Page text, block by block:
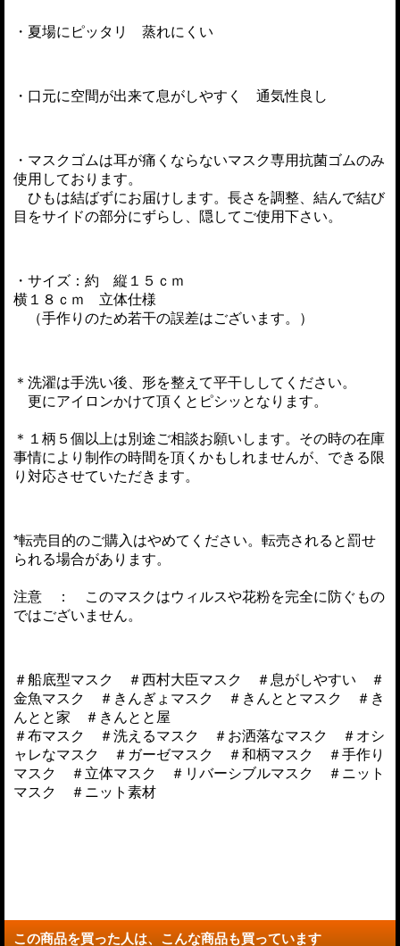
・夏場にピッタリ 蒸れにくい
・口元に空間が出来て息がしやすく 通気性良し
・マスクゴムは耳が痛くならないマスク専用抗菌ゴムのみ
使用しております。
ひもは結ばずにお届けします。長さを調整、結んで結び
目をサイドの部分にずらし、隠してご使用下さい。
・サイズ：約 縦１５ｃｍ
横１８ｃｍ 立体仕様
（手作りのため若干の誤差はございます。）
＊洗濯は手洗い後、形を整えて平干ししてください。
更にアイロンかけて頂くとピシッとなります。
＊１柄５個以上は別途ご相談お願いします。その時の在庫
事情により制作の時間を頂くかもしれませんが、できる限
り対応させていただきます。
*転売目的のご購入はやめてください。転売されると罰せ
られる場合があります。
注意 ： このマスクはウィルスや花粉を完全に防ぐもの
ではございません。
＃船底型マスク ＃西村大臣マスク ＃息がしやすい ＃
金魚マスク ＃きんぎょマスク ＃きんととマスク ＃き
んとと家 ＃きんとと屋
＃布マスク ＃洗えるマスク ＃お洒落なマスク ＃オシ
ャレなマスク ＃ガーゼマスク ＃和柄マスク ＃手作り
マスク ＃立体マスク ＃リバーシブルマスク ＃ニット
マスク ＃ニット素材
この商品を買った人は、こんな商品も買っています